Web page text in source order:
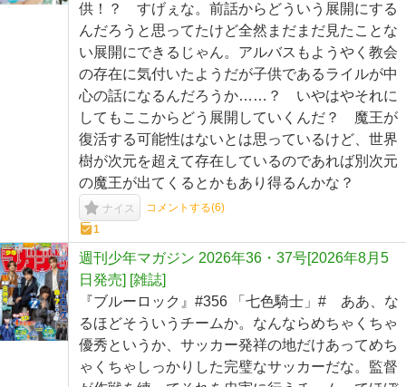
供！？ すげぇな。前話からどういう展開にする
んだろうと思ってたけど全然まだまだ見たことな
い展開にできるじゃん。アルバスもようやく教会
の存在に気付いたようだが子供であるライルが中
心の話になるんだろうか……？ いやはやそれに
してもここからどう展開していくんだ？ 魔王が
復活する可能性はないとは思っているけど、世界
樹が次元を超えて存在しているのであれば別次元
の魔王が出てくるとかもあり得るんかな？
ナイス コメントする(6)
1
週刊少年マガジン 2026年36・37号[2026年8月5
日発売] [雑誌]
『ブルーロック』#356 「七色騎士」# ああ、な
るほどそういうチームか。なんならめちゃくちゃ
優秀というか、サッカー発祥の地だけあってめち
ゃくちゃしっかりした完璧なサッカーだな。監督